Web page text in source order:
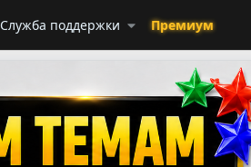
Служба поддержки Премиум